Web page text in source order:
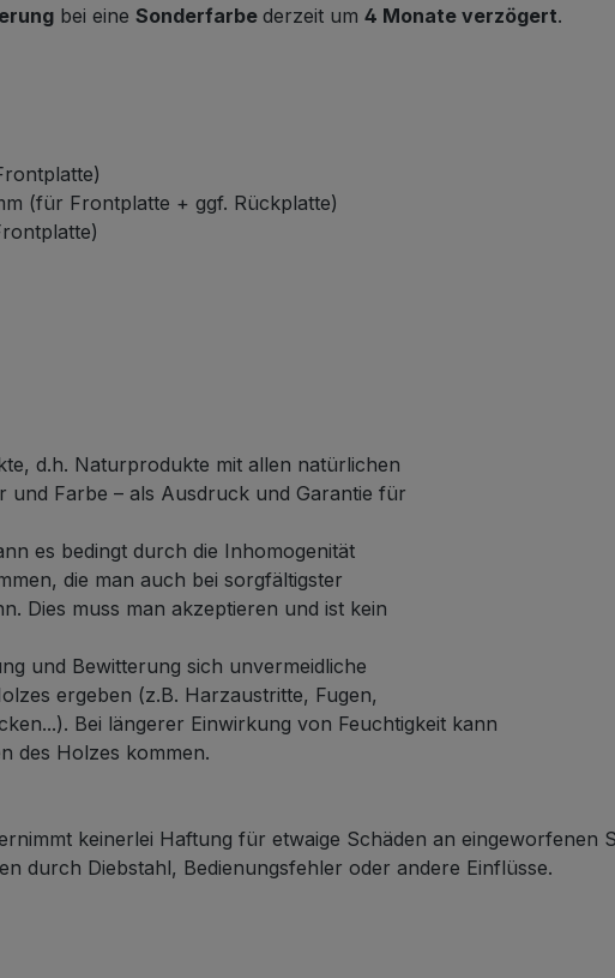
bei eine Sonderfarbe derzeit um 4 Monate verzögert.
(für Frontplatte + ggf. Rückplatte)
d.h. Naturprodukte mit allen natürlichen
Farbe – als Ausdruck und Garantie für
es bedingt durch die Inhomogenität
die man auch bei sorgfältigster
Dies muss man akzeptieren und ist kein
und Bewitterung sich unvermeidliche
ergeben (z.B. Harzaustritte, Fugen,
Bei längerer Einwirkung von Feuchtigkeit kann
des Holzes kommen.
keinerlei Haftung für etwaige Schäden an eingeworfenen
durch Diebstahl, Bedienungsfehler oder andere Einflüsse.